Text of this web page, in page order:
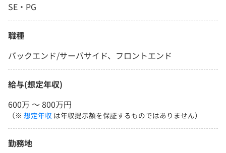
SE・PG
職種
バックエンド/サーバサイド、フロントエンド
給与(想定年収)
600万 〜 800万円
（※ 想定年収 は年収提示額を保証するものではありません）
勤務地